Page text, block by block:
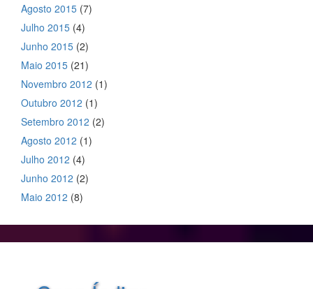
Agosto 2015 (7)
Julho 2015 (4)
Junho 2015 (2)
Maio 2015 (21)
Novembro 2012 (1)
Outubro 2012 (1)
Setembro 2012 (2)
Agosto 2012 (1)
Julho 2012 (4)
Junho 2012 (2)
Maio 2012 (8)